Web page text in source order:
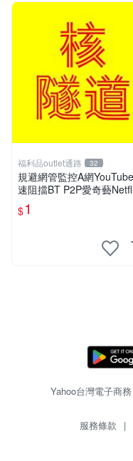
福利品outlet通路 32
規避網管監控A網
速阻擋BT P2P愛奇藝
陸網B站Disney+必備VPN
ver
$1
Yahoo台灣電子商
服務條款 |